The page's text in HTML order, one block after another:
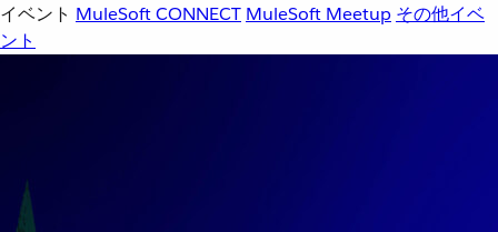
イベント MuleSoft CONNECT MuleSoft Meetup その他イベ
ント